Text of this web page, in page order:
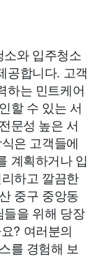
와 입주청소
공합니다. 고객
하는 민트케어
할 수 있는 서
문성 높은 서
은 고객들에
계획하거나 입
하고 깔끔한
중구 중앙동
을 위해 당장
? 여러분의
를 경험해 보